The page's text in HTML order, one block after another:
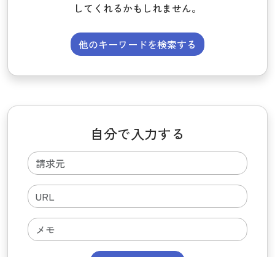
してくれるかもしれません。
他のキーワードを検索する
自分で入力する